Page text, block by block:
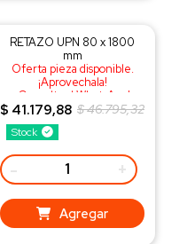
Stock
RETAZO UPN 80 x 1800
mm
Oferta pieza disponible.
¡Aprovechala!
¡Consulta al WhatsApp!
$ 41.179,88 $ 46.795,32
- +
Agregar